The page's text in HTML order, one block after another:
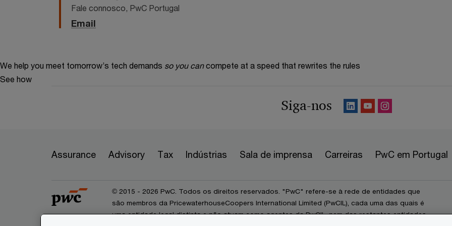
Fale connosco, PwC Portugal
Email
We help you meet tomorrow’s tech demands so you can compete at a speed that rewrites the rules
See how
Siga-nos
Assurance Advisory Tax Indústrias Sala de imprensa Carreiras PwC em Portugal
© 2015 - 2026 PwC. Todos os direitos reservados. "PwC" refere-se à rede de entidades que
são membros da PricewaterhouseCoopers International Limited (PwCIL), cada uma das quais é
uma entidade legal distinta e não atuam como agentes da PwCIL, nem das restantes entidades